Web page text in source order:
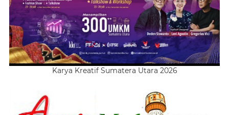
Karya Kreatif Sumatera Utara 2026